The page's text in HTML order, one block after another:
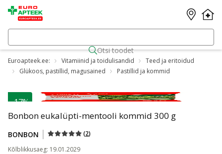
Otsi toodet
Euroapteek.ee: Vitamiinid ja toidulisandid
Teed ja eritoidud
Glükoos, pastillid, magusained
Pastillid ja kommid
-17%
Bonbon eukalüpti-mentooli kommid 300 g
BONBON (2)
Kõlblikkusaeg: 19.01.2029